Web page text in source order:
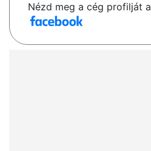
Nézd meg a cég profilját a